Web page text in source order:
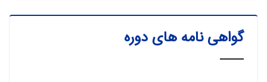
گواهی نامه های دوره